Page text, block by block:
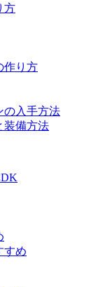
方
作り方
の入手方法
装備方法
すめ